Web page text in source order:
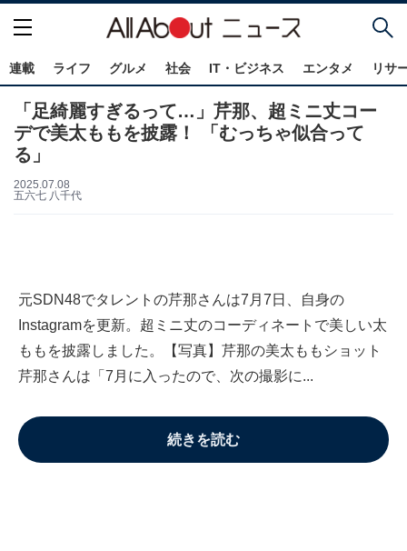
連載 ライフ グルメ 社会 IT・ビジネス エンタメ リサ
「足綺麗すぎるって…」芹那、超ミニ丈コー
デで美太ももを披露！ 「むっちゃ似合って
る」
2025.07.08
五六七 八千代
元SDN48でタレントの芹那さんは7月7日、自身の
Instagramを更新。超ミニ丈のコーディネートで美しい太
ももを披露しました。【写真】芹那の美太ももショット
芹那さんは「7月に入ったので、次の撮影に...
続きを読む